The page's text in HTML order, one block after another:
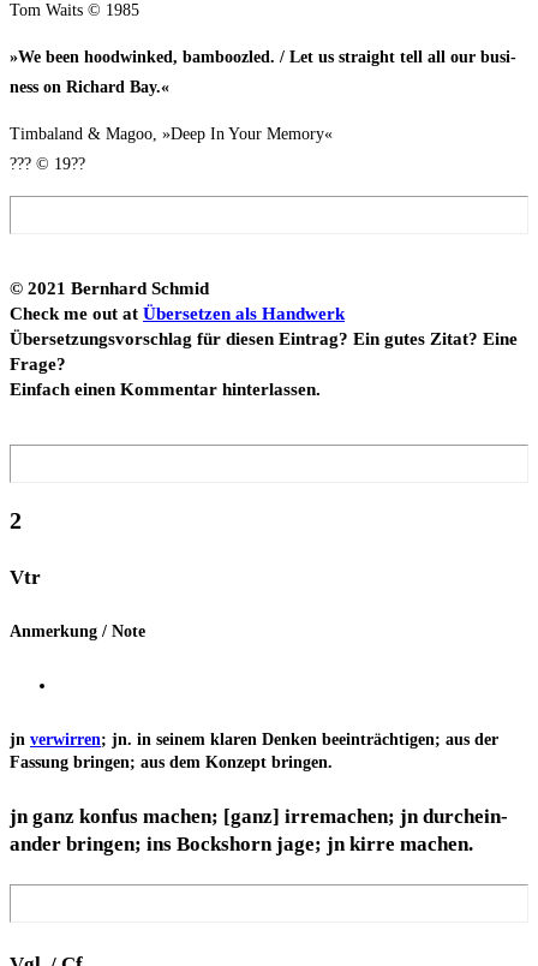
Tom Waits © 1985
»We been hood­win­ked, bam­booz­led. / Let us straight tell all our busi­
ness on Richard Bay.«
Tim­ba­land & Magoo, »Deep In Your Memo­ry«
??? © 19??
© 2021 Bern­hard Schmid
Check me out at Über­set­zen als Hand­werk
Über­set­zungs­vor­schlag für die­sen Ein­trag? Ein gutes Zitat? Eine
Fra­ge?
Ein­fach einen Kom­men­tar hinterlassen.
2
Vtr
Anmer­kung / Note
jn ver­wir­ren; jn. in sei­nem kla­ren Den­ken beein­träch­ti­gen; aus der
Fas­sung brin­gen; aus dem Kon­zept bringen.
jn ganz kon­fus machen; [ganz] irre­ma­chen; jn durch­ein­
an­der brin­gen; ins Bocks­horn jage; jn kir­re machen.